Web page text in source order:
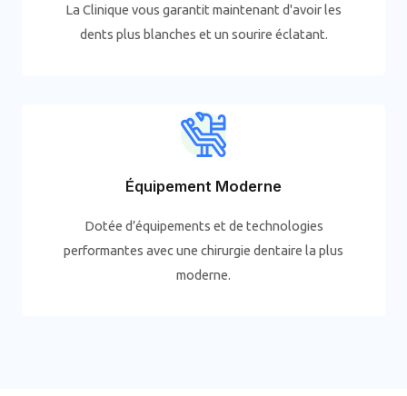
La Clinique vous garantit maintenant d'avoir les
dents plus blanches et un sourire éclatant.
Équipement Moderne
Dotée d’équipements et de technologies
performantes avec une chirurgie dentaire la plus
moderne.